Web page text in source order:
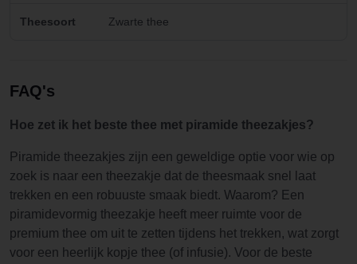
Theesoort Zwarte thee
FAQ's
Hoe zet ik het beste thee met piramide theezakjes?
Piramide theezakjes zijn een geweldige optie voor wie op
zoek is naar een theezakje dat de theesmaak snel laat
trekken en een robuuste smaak biedt. Waarom? Een
piramidevormig theezakje heeft meer ruimte voor de
premium thee om uit te zetten tijdens het trekken, wat zorgt
voor een heerlijk kopje thee (of infusie). Voor de beste